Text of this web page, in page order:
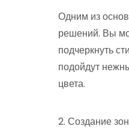
Одним из
решений. Вы
подчеркнуть
подойдут
цвета.
2. Создание